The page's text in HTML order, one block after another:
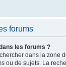
forums
les forums ?
dans la zone
ou de sujets. La